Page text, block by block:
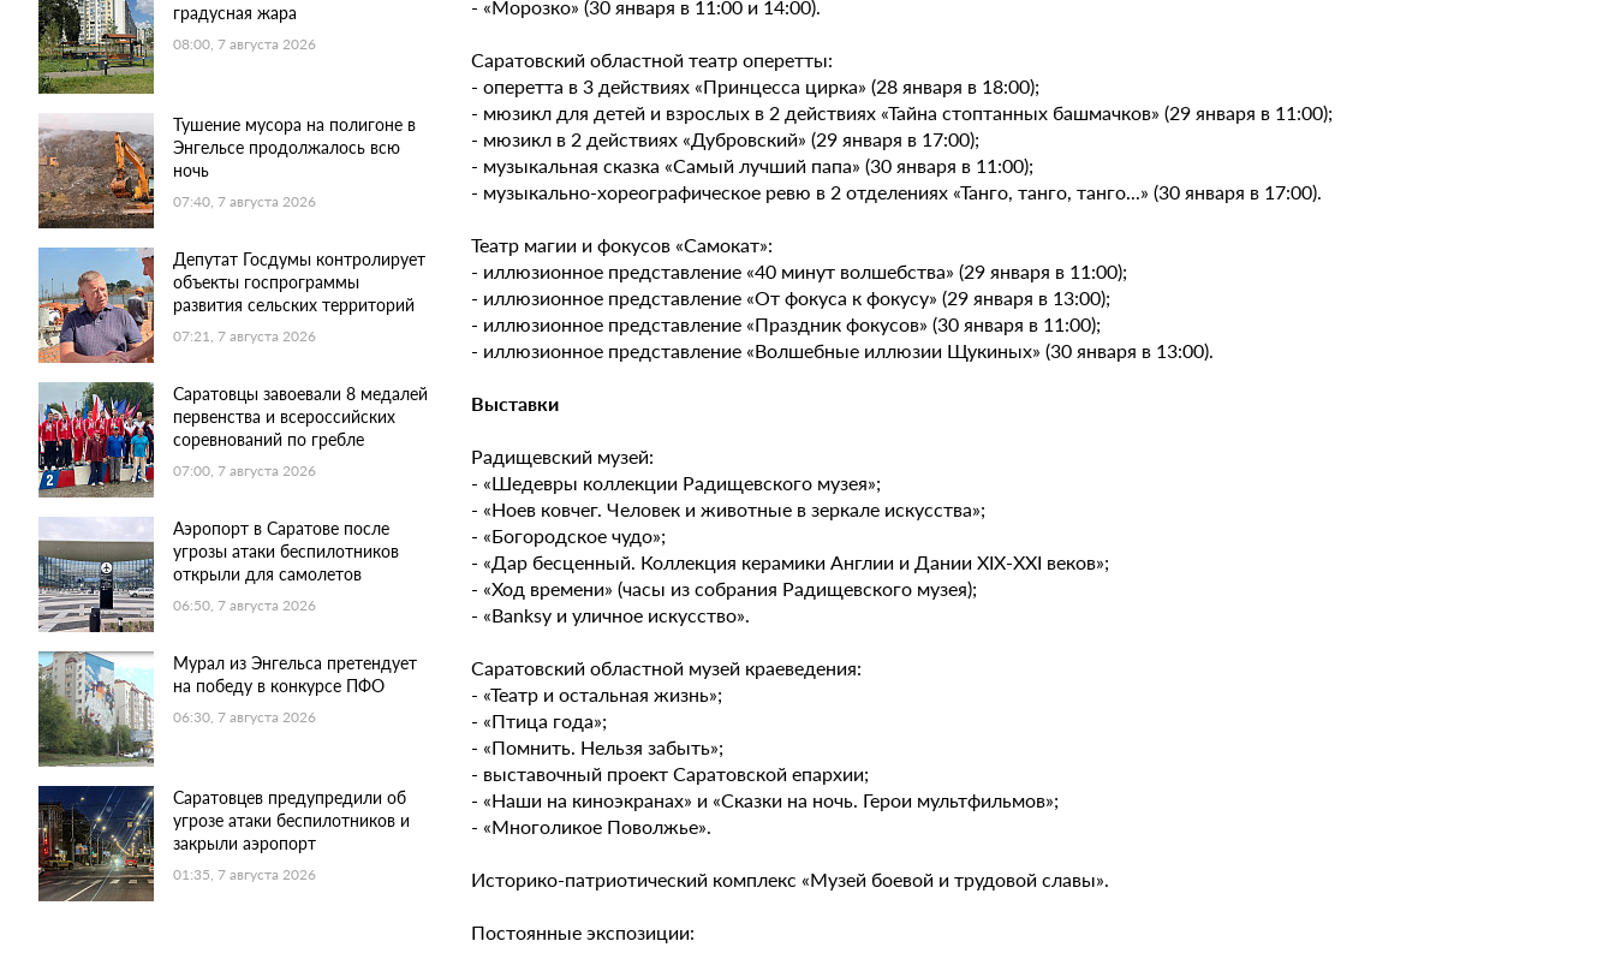
градусная жара
08:00, 7 августа 2026
Тушение мусора на полигоне в
Энгельсе продолжалось всю
ночь
07:40, 7 августа 2026
Депутат Госдумы контролирует
объекты госпрограммы
развития сельских территорий
07:21, 7 августа 2026
Саратовцы завоевали 8 медалей
первенства и всероссийских
соревнований по гребле
07:00, 7 августа 2026
Аэропорт в Саратове после
угрозы атаки беспилотников
открыли для самолетов
06:50, 7 августа 2026
Мурал из Энгельса претендует
на победу в конкурсе ПФО
06:30, 7 августа 2026
Саратовцев предупредили об
угрозе атаки беспилотников и
закрыли аэропорт
01:35, 7 августа 2026
- «Морозко» (30 января в 11:00 и 14:00).
Саратовский областной театр оперетты:
- оперетта в 3 действиях «Принцесса цирка» (28 января в 18:00);
- мюзикл для детей и взрослых в 2 действиях «Тайна стоптанных башмачков» (29 января в 11:00);
- мюзикл в 2 действиях «Дубровский» (29 января в 17:00);
- музыкальная сказка «Самый лучший папа» (30 января в 11:00);
- музыкально-хореографическое ревю в 2 отделениях «Танго, танго, танго...» (30 января в 17:00).
Театр магии и фокусов «Самокат»:
- иллюзионное представление «40 минут волшебства» (29 января в 11:00);
- иллюзионное представление «От фокуса к фокусу» (29 января в 13:00);
- иллюзионное представление «Праздник фокусов» (30 января в 11:00);
- иллюзионное представление «Волшебные иллюзии Щукиных» (30 января в 13:00).
Выставки
Радищевский музей:
- «Шедевры коллекции Радищевского музея»;
- «Ноев ковчег. Человек и животные в зеркале искусства»;
- «Богородское чудо»;
- «Дар бесценный. Коллекция керамики Англии и Дании XIX-XXI веков»;
- «Ход времени» (часы из собрания Радищевского музея);
- «Banksy и уличное искусство».
Саратовский областной музей краеведения:
- «Театр и остальная жизнь»;
- «Птица года»;
- «Помнить. Нельзя забыть»;
- выставочный проект Саратовской епархии;
- «Наши на киноэкранах» и «Сказки на ночь. Герои мультфильмов»;
- «Многоликое Поволжье».
Историко-патриотический комплекс «Музей боевой и трудовой славы».
Постоянные экспозиции: